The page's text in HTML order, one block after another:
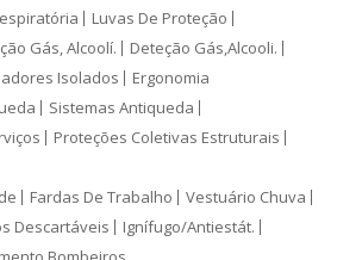
Luvas De Proteção
Gás, Alcoolí.
Deteção Gás,Alcooli.
Isolados Ergonomia
Sistemas Antiqueda
Proteções Coletivas Estruturais
Fardas De Trabalho
Vestuário Chuva
Descartáveis
Ignífugo/Antiestát.